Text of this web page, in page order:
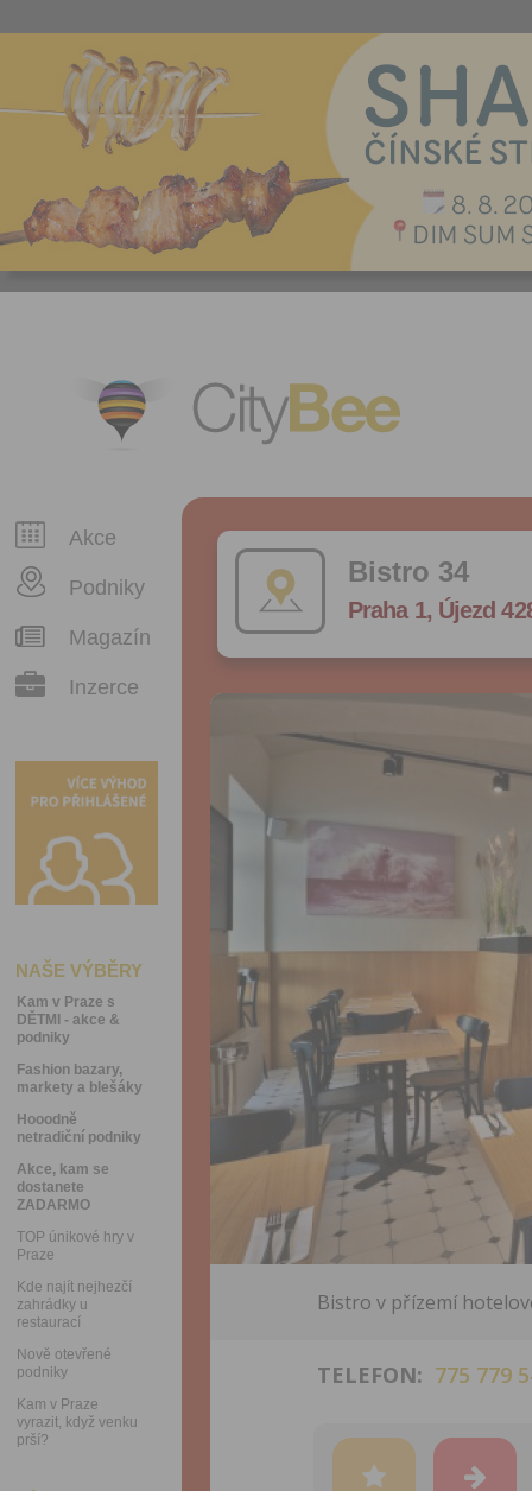
CityBee
Akce
Podniky
Magazín
Inzerce
NAŠE VÝBĚRY
Kam v Praze s
DĚTMI - akce &
podniky
Fashion bazary,
markety a blešáky
Hooodně
netradiční podniky
Akce, kam se
dostanete
ZADARMO
TOP únikové hry v
Praze
Kde najít nejhezčí
zahrádky u
restaurací
Nově otevřené
podniky
Kam v Praze
vyrazit, když venku
prší?
Bistro 34
Praha 1, Újezd
Bistro v přízemí
TELEFON: 775 779